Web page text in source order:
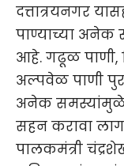
दत्तात्रयनगर
पाण्याच्या अनेक
आहे. गढूळ पाणी,
अल्पवेळ पाणी
अनेक समस्यांमुळे
सहन करावा
पालकमंत्री